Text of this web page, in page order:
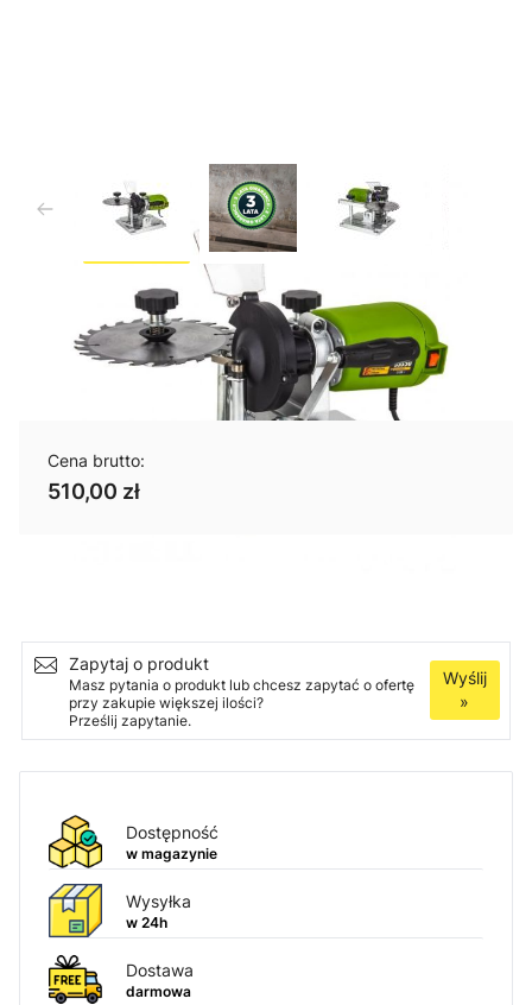
Ostrzałka do pił tarczowych
Procraft SS350
Cena brutto:
510,00 zł
Zapytaj o produkt
Masz pytania o produkt lub chcesz zapytać o ofertę
przy zakupie większej ilości?
Prześlij zapytanie.
Wyślij
»
Dostępność
w magazynie
Wysyłka
w 24h
Dostawa
darmowa